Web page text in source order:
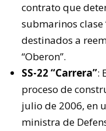
contrato que
submarinos clase
destinados a
“Oberon”.
SS-22 “Carrera”:
proceso de
julio de 2006, en
ministra de